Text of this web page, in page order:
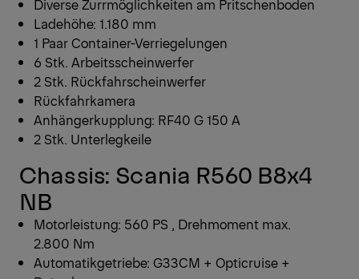
Diverse Zurrmöglichkeiten am Pritschenboden
Ladehöhe: 1.180 mm
1 Paar Container-Verriegelungen
6 Stk. Arbeitsscheinwerfer
2 Stk. Rückfahrscheinwerfer
Rückfahrkamera
Anhängerkupplung: RF40 G 150 A
2 Stk. Unterlegkeile
Chassis: Scania R560 B8x4
NB
Motorleistung: 560 PS , Drehmoment max.
2.800 Nm
Automatikgetriebe: G33CM + Opticruise +